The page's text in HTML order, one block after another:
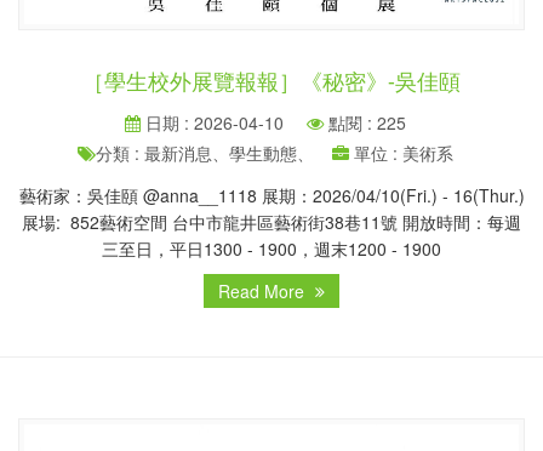
［學生校外展覽報報］《秘密》-吳佳頤
日期 : 2026-04-10
點閱 : 225
分類 : 最新消息、學生動態、
單位 : 美術系
藝術家：吳佳頤 @anna__1118 展期：2026/04/10(Fri.) - 16(Thur.)
展場: 852藝術空間 台中市龍井區藝術街38巷11號 開放時間：每週
三至日，平日1300 - 1900，週末1200 - 1900
Read More